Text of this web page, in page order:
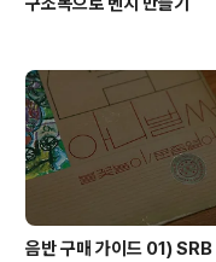
음반 구매 가이드 01) SRB